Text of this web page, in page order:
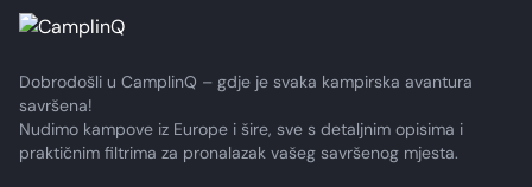
Dobrodošli u CamplinQ – gdje je svaka kampirska avantura
savršena!
Nudimo kampove iz Europe i šire, sve s detaljnim opisima i
praktičnim filtrima za pronalazak vašeg savršenog mjesta.